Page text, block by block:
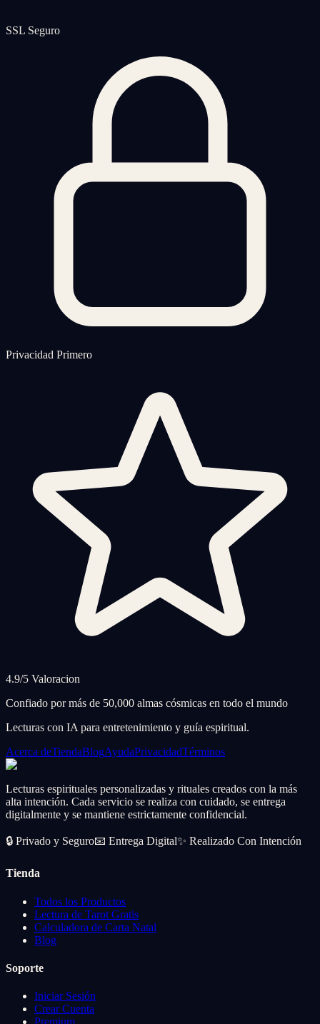
SSL Seguro
Privacidad Primero
4.9/5 Valoracion
Confiado por más de 50,000 almas cósmicas en todo el mundo
Lecturas con IA para entretenimiento y guía espiritual.
Acerca deTiendaBlogAyudaPrivacidadTérminos
Lecturas espirituales personalizadas y rituales creados con la más
alta intención. Cada servicio se realiza con cuidado, se entrega
digitalmente y se mantiene estrictamente confidencial.
🔒 Privado y Seguro📧 Entrega Digital✨ Realizado Con Intención
Tienda
Todos los Productos
Lectura de Tarot Gratis
Calculadora de Carta Natal
Blog
Soporte
Iniciar Sesión
Crear Cuenta
Premium